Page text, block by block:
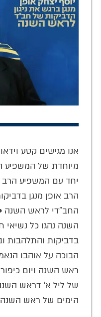
אנו מגישים קטע
מיוחדת של המשפיע
יחד עם המשפיע הרב
הרב אופן מנגן
החב"די לראש השנה •
השנה נהגו כל נשיאי
בדביקות והתלהבות
הבוכה על אוהבו
ראש השנה ויום
של ליל א' דראש
הימים של ראש